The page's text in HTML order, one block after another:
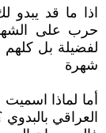
اذا ما قد يبدو
حرب على
لفضيلة بل كلهم
شهرة
أما لماذا
العراقي بالبدوي